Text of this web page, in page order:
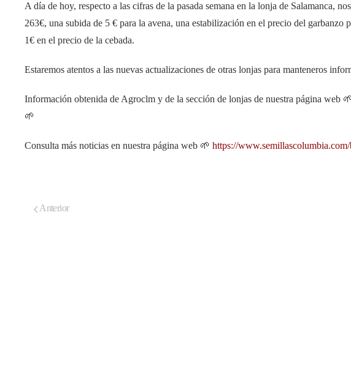
A día de hoy, respecto a las cifras de la pasada semana en la lonja de Salamanca,
263€, una subida de 5 € para la avena, una estabilización en el precio del garbanzo
1€ en el precio de la cebada.
Estaremos atentos a las nuevas actualizaciones de otras lonjas para manteneros
Información obtenida de Agroclm y de la sección de lonjas de nuestra página web 🌱
🌱
Consulta más noticias en nuestra página web 🌱 https://
Anterior